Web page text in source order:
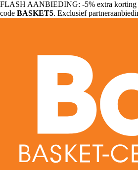
FLASH AANBIEDING: -5% extra korting
code BASKET5. Exclusief